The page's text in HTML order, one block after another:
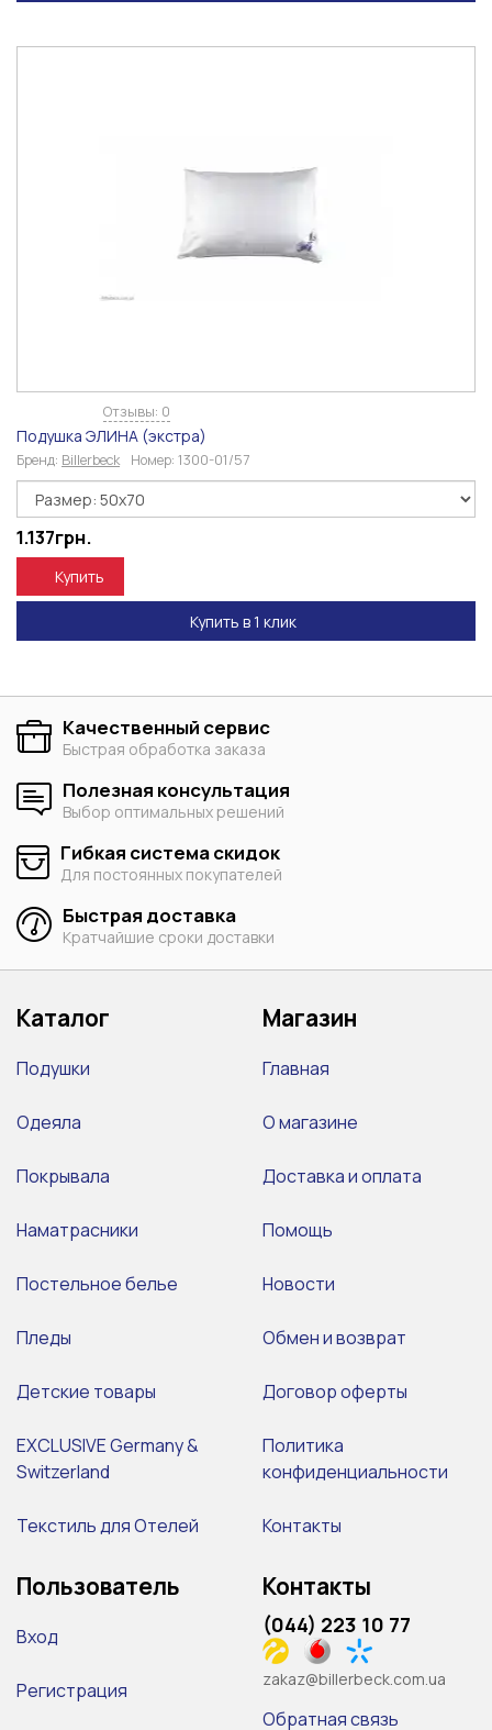
Отзывы: 0
Подушка ЭЛИНА (экстра)
Бренд: Billerbeck Номер: 1300-01/57
1.137грн.
Купить
Купить в 1 клик
Качественный сервис
Быстрая обработка заказа
Полезная консультация
Выбор оптимальных решений
Гибкая система скидок
Для постоянных покупателей
Быстрая доставка
Кратчайшие сроки доставки
Каталог
Подушки
Одеяла
Покрывала
Наматрасники
Постельное белье
Пледы
Детские товары
EXCLUSIVE Germany &
Switzerland
Текстиль для Отелей
Магазин
Главная
О магазине
Доставка и оплата
Помощь
Новости
Обмен и возврат
Договор оферты
Политика
конфиденциальности
Контакты
Пользователь
Вход
Регистрация
Контакты
(044) 223 10 77
zakaz@billerbeck.com.ua
Обратная связь